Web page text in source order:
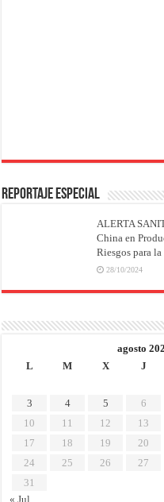
REPORTAJE ESPECIAL
ALERTA
China en
Riesgos para la
28/10/2024
agosto
L
M X J
3
4 5 6
10
11 12 13
17
18 19 20
24
25 26 27
31
« Jul